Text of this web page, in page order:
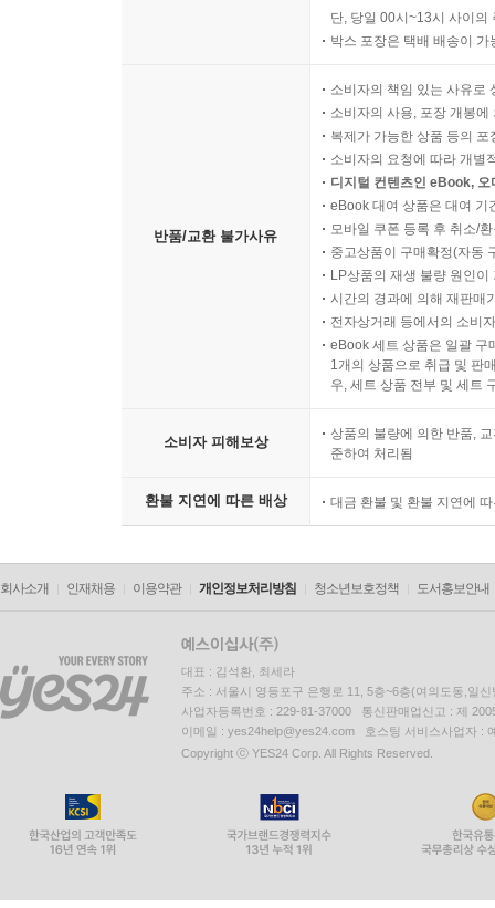
단, 당일 00시~13시 사이의
박스 포장은 택배 배송이
반품/교환 불가사유
소비자의 책임 있는 사유로
소비자의 사용, 포장 개봉
복제가 가능한 상품 등의
소비자의 요청에 따라 개별
디지털 컨텐츠인 eBook,
eBook 대여 상품은 대여 기
모바일 쿠폰 등록 후 취소/
중고상품이 구매확정(자동
LP상품의 재생 불량 원인
시간의 경과에 의해 재판매
전자상거래 등에서의 소비
eBook 세트 상품은 일괄 구
1개의 상품으로 취급 및 판
우, 세트 상품 전부 및 세트
소비자 피해보상
상품의 불량에 의한 반품,
준하여 처리됨
환불 지연에 따른 배상 대금 환불 및 환불 지연에
회사소개 인재채용 이용약관 개인정보처리방침 청소년보호정책 도서홍보안내
대표 : 김석환, 최세라
주소 : 서울시 영등포구 은행로 11, 5층~6층(여의도동,일신
사업자등록번호 : 229-81-37000 통신판매업신고 : 제
이메일 : yes24help@yes24.com 호스팅 서비스사업자 :
Copyright ⓒ YES24 Corp. All Rights Reserved.